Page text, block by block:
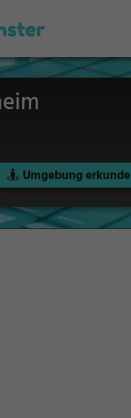
Umgebung